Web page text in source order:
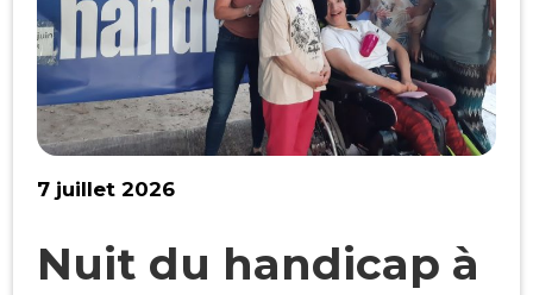
7 juillet 2026
Nuit du handicap à